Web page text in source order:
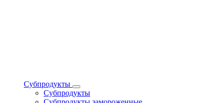
Субпродукты
Субпродукты